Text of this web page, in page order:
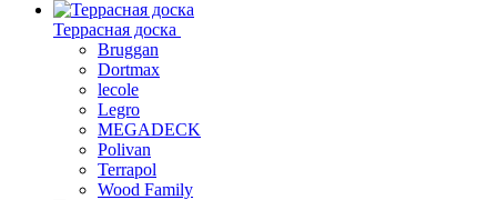
Террасная доска
Bruggan
Dortmax
lecole
Legro
MEGADECK
Polivan
Terrapol
Wood Family